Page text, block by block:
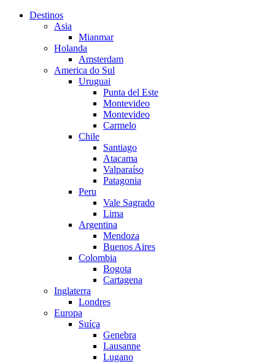
Destinos
Asia
Mianmar
Holanda
Amsterdam
America do Sul
Uruguai
Punta del Este
Montevideo
Montevideo
Carmelo
Chile
Santiago
Atacama
Valparaíso
Patagonia
Peru
Vale Sagrado
Lima
Argentina
Mendoza
Buenos Aires
Colombia
Bogota
Cartagena
Inglaterra
Londres
Europa
Suíça
Genebra
Lausanne
Lugano